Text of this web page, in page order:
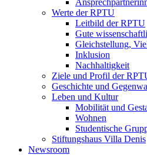
Werte der RPTU
Leitbild der RPTU
Gute
Gleichstellung,
Inklusion
Nachhaltigkeit
Ziele und Profil der
Geschichte und
Leben und Kultur
Mobilität und
Wohnen
Studentische
Stiftungshaus Villa Denis
Newsroom